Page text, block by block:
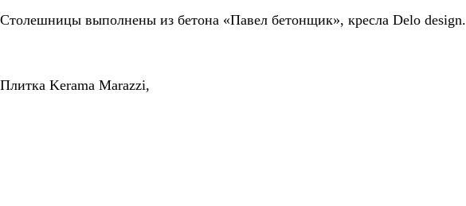
Cтолешницы выполнены из бетона «Павел бетонщик», кресла Delo design.
Плитка Kerama Marazzi,